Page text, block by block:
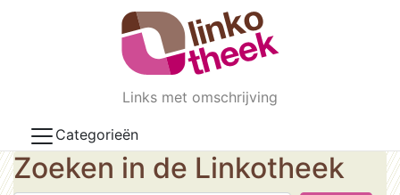
Skip to main content
Links met omschrijving
Categorieën
Zoeken in de Linkotheek